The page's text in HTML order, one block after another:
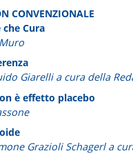
CONVENZIONALE
Cura
Giarelli a cura della
è effetto placebo
Grazioli Schagerl a